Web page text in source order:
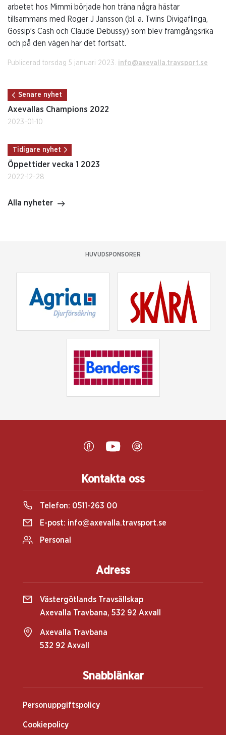
arbetet hos Mimmi började hon träna några hästar
tillsammans med Roger J Jansson (bl. a. Twins Divigaflinga,
Gossip’s Cash och Claude Debussy) som blev framgångsrika
och på den vägen har det fortsatt.
Publicerad torsdag 5 januari 2023. info@axevalla.travsport.se
Senare nyhet
Axevallas Champions 2022
2023-01-10
Tidigare nyhet
Öppettider vecka 1 2023
2022-12-28
Alla nyheter
HUVUDSPONSORER
Snabblänkar
Personuppgiftspolicy
Cookiepolicy
Kontakta oss
Telefon: 0511-263 00
E-post: info@axevalla.travsport.se
Personal
Adress
Västergötlands Travsällskap
Axevalla Travbana, 532 92 Axvall
Axevalla Travbana
532 92 Axvall